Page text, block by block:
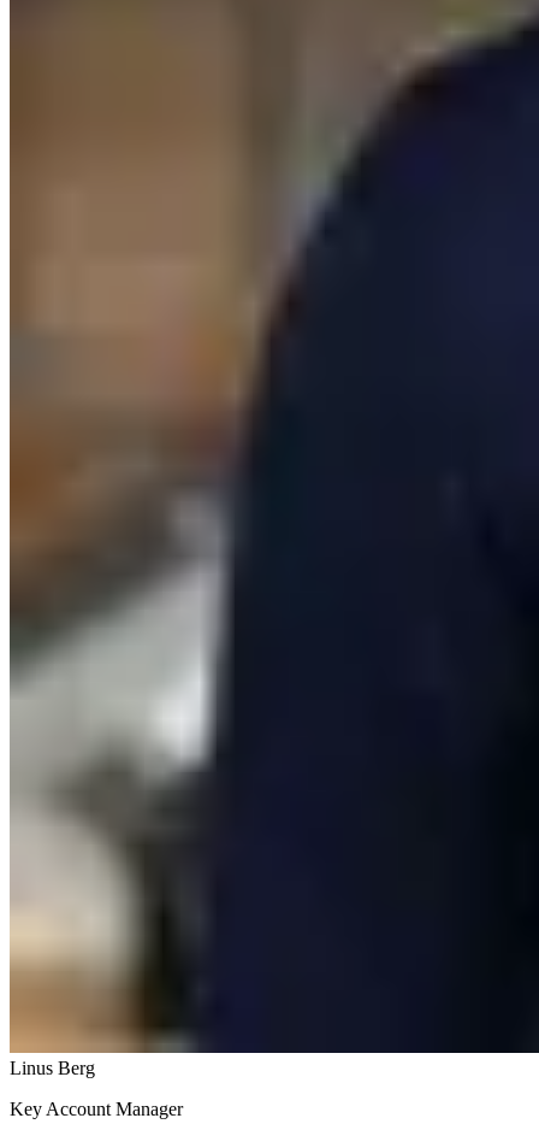
Linus Berg
Key Account Manager